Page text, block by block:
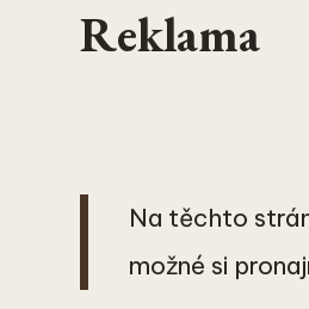
Reklama
Na těchto
možné si